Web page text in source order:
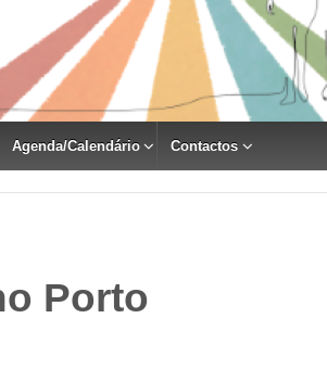
Agenda/Calendário Contactos
Porto